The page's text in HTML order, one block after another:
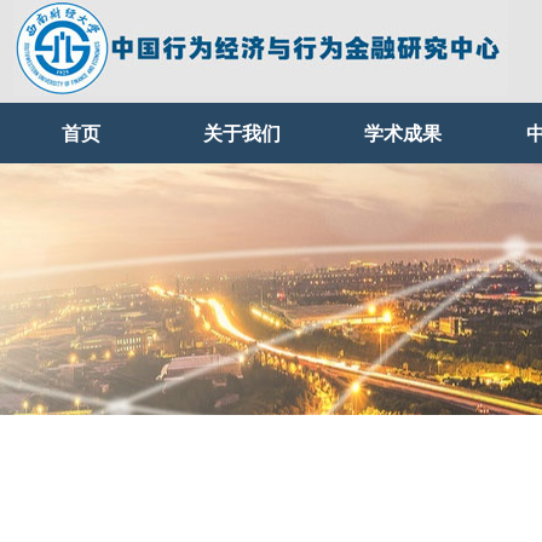
首页 关于我们 学术成果